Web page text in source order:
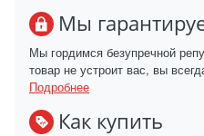
Мы
Мы гордимся безупречной
товар не устроит вас, вы
Подробнее
Как купить